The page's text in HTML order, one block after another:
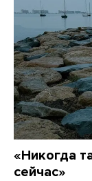
«Никогда
сейчас»